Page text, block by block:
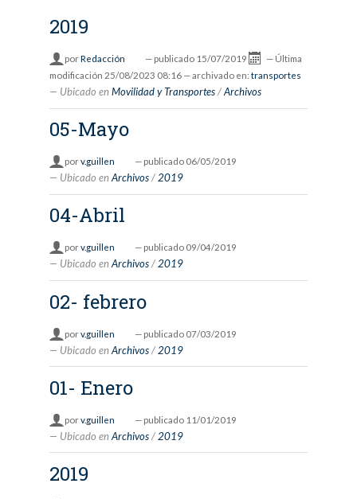
2019
porRedacción — publicado 15/07/2019 — Última
modificación 25/08/2023 08:16 — archivado en: transportes
Ubicado en Movilidad y Transportes /Archivos
05-Mayo
porv.guillen — publicado 06/05/2019
Ubicado en Archivos /2019
04-Abril
porv.guillen — publicado 09/04/2019
Ubicado en Archivos /2019
02- febrero
porv.guillen — publicado 07/03/2019
Ubicado en Archivos / 2019
01- Enero
porv.guillen — publicado 11/01/2019
Ubicado en Archivos / 2019
2019